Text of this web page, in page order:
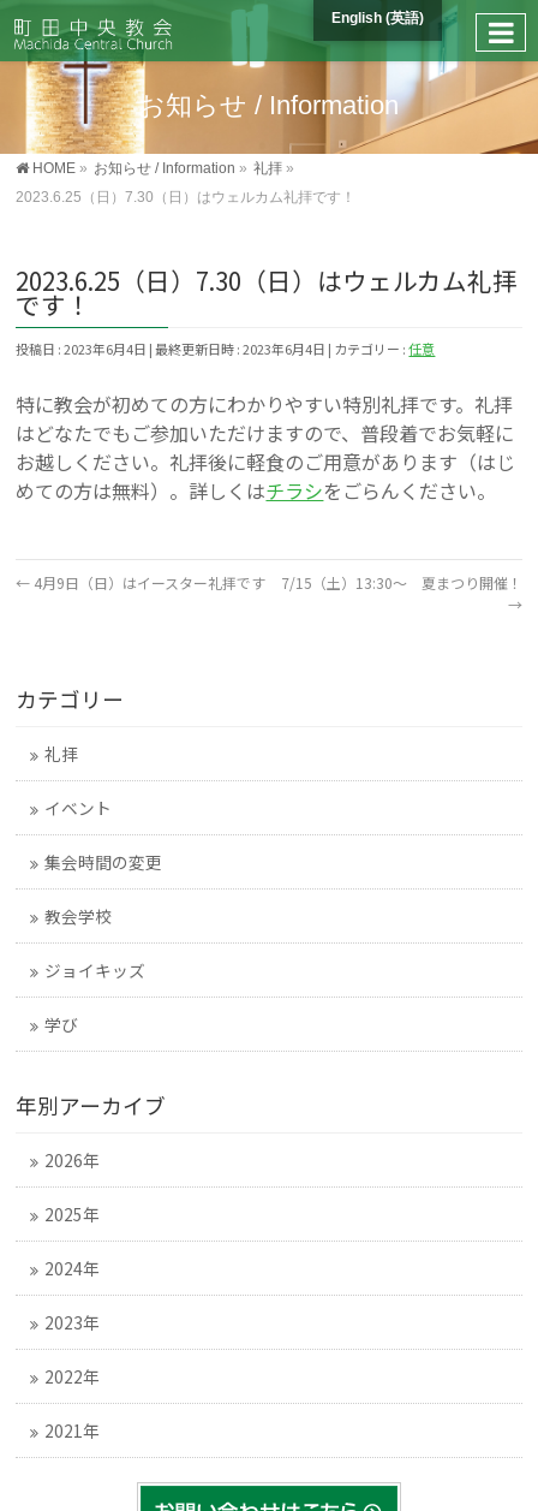
English (英語)
お知らせ / Information
HOME » お知らせ / Information » 礼拝 »
2023.6.25（日）7.30（日）はウェルカム礼拝です！
2023.6.25（日）7.30（日）はウェルカム礼拝
です！
投稿日 : 2023年6月4日 最終更新日時 : 2023年6月4日 カテゴリー :任意
特に教会が初めての方にわかりやすい特別礼拝です。礼拝
はどなたでもご参加いただけますので、普段着でお気軽に
お越しください。礼拝後に軽食のご用意があります（はじ
めての方は無料）。詳しくはチラシをごらんください。
← 4月9日（日）はイースター礼拝です
7/15（土）13:30～ 夏まつり開催！
→
カテゴリー
礼拝
イベント
集会時間の変更
教会学校
ジョイキッズ
学び
年別アーカイブ
2026年
2025年
2024年
2023年
2022年
2021年